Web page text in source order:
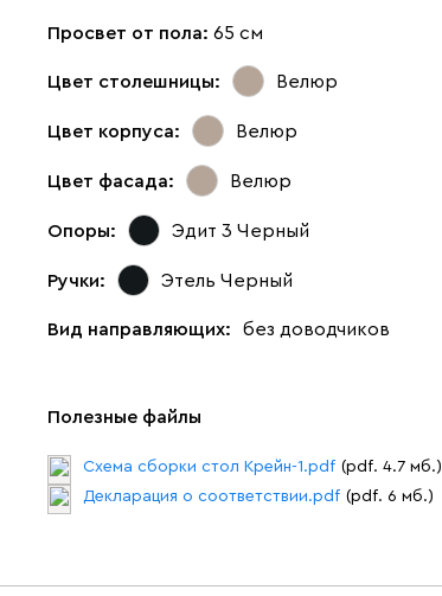
Просвет от пола: 65 см
Цвет столешницы: Велюр
Цвет корпуса: Велюр
Цвет фасада: Велюр
Опоры: Эдит 3 Черный
Ручки: Этель Черный
Вид направляющих: без доводчиков
Полезные файлы
Схема сборки стол Крейн-1.pdf (pdf. 4.7 мб.)
Декларация о соответствии.pdf (pdf. 6 мб.)